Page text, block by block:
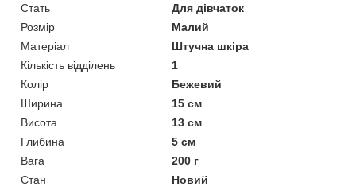
Стать
Для дівчаток
Розмір
Малий
Матеріал
Штучна шкіра
Кількість відділень
1
Колір
Бежевий
Ширина
15 см
Висота
13 см
Глибина
5 см
Вага
200 г
Стан
Новий